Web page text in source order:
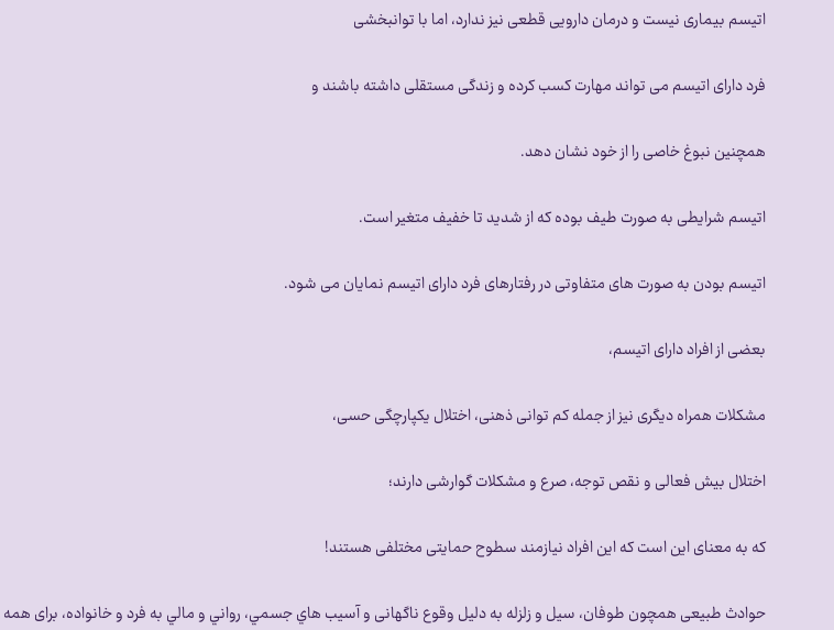
اتیسم بیماری نیست و درمان دارویی قطعی نیز ندارد، اما با توانبخشی
فرد دارای اتیسم می تواند مهارت کسب کرده و زندگی مستقلی داشته باشند و
همچنین نبوغ خاصی را از خود نشان دهد.
اتیسم شرایطی به صورت طیف بوده که از شدید تا خفیف متغیر است.
اتیسم بودن به صورت های متفاوتی در رفتارهای فرد دارای اتیسم نمایان می شود.
بعضی از افراد دارای اتیسم،
مشکلات همراه دیگری نیز از جمله کم توانی ذهنی، اختلال یکپارچگی حسی،
اختلال بیش فعالی و نقص توجه، صرع و مشکلات گوارشی دارند؛
که به معنای این است که این افراد نیازمند سطوح حمایتی مختلفی هستند!
حوادث طبیعی همچون طوفان، سیل و زلزله به دلیل وقوع ناگهانی و آسيب هاي جسمي، رواني و مالي به فرد و خانواده، برای همه